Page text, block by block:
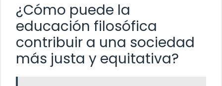
¿Cómo puede la
educación filosófica
contribuir a una sociedad
más justa y equitativa?